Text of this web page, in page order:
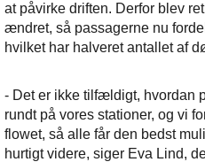
at påvirke driften. Derfor blev
ændret, så passagerne nu
hvilket har halveret antallet af
- Det er ikke tilfældigt, hvordan
rundt på vores stationer, og vi
flowet, så alle får den bedst
hurtigt videre, siger Eva Lind,